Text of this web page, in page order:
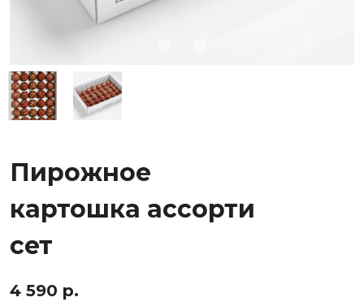
Пирожное
картошка ассорти
сет
4 590 р.